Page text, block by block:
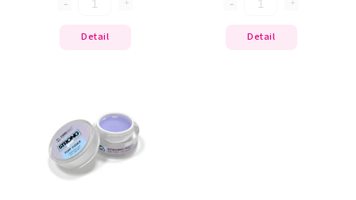
Detail Detail